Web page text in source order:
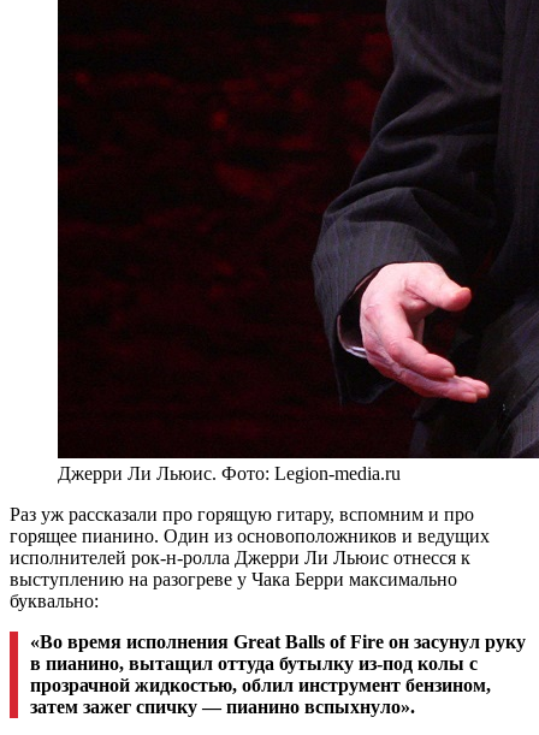
Джерри Ли Льюис. Фото: Legion-media.ru
Раз уж рассказали про горящую гитару, вспомним и про
горящее пианино. Один из основоположников и ведущих
исполнителей рок-н-ролла Джерри Ли Льюис отнесся к
выступлению на разогреве у Чака Берри максимально
буквально:
«Во время исполнения Great Balls of Fire он засунул руку
в пианино, вытащил оттуда бутылку из-под колы с
прозрачной жидкостью, облил инструмент бензином,
затем зажег спичку — пианино вспыхнуло».